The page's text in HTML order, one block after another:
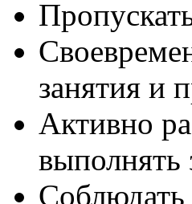
занятия и
Активно
выполнять